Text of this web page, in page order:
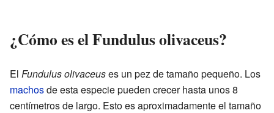
¿Cómo es el Fundulus olivaceus?
El Fundulus olivaceuses un pez de tamaño pequeño. Los
machosde esta especie pueden crecer hasta unos 8
centímetros de largo. Esto es aproximadamente el tamaño